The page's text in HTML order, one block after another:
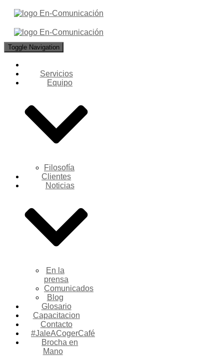
Toggle Navigation
Servicios
Equipo
Filosofía
Clientes
Noticias
En la
prensa
Comunicados
Blog
Glosario
Capacitacion
Contacto
#JaleACogerCafé
Brocha en
Mano